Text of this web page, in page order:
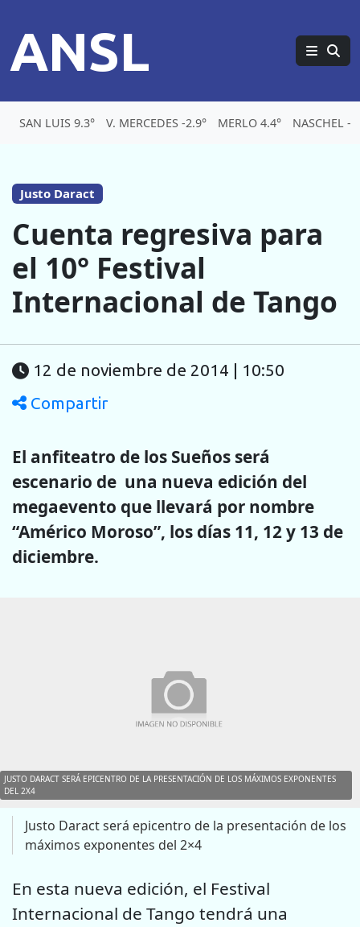
ANSL
SAN LUIS 9.3° V. MERCEDES -2.9° MERLO 4.4° NASCHEL -
Justo Daract
Cuenta regresiva para
el 10° Festival
Internacional de Tango
12 de noviembre de 2014 | 10:50
Compartir
El anfiteatro de los Sueños será
escenario de una nueva edición del
megaevento que llevará por nombre
“Américo Moroso”, los días 11, 12 y 13 de
diciembre.
JUSTO DARACT SERÁ EPICENTRO DE LA PRESENTACIÓN DE LOS MÁXIMOS EXPONENTES
DEL 2X4
Justo Daract será epicentro de la presentación de los
máximos exponentes del 2×4
En esta nueva edición, el Festival
Internacional de Tango tendrá una